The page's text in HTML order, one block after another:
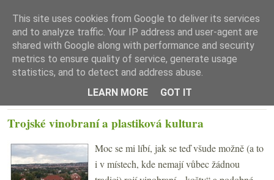
☰ Menu
Trojské vinobraní a plastiková kultura
Moc se mi líbí, jak se teď všude možně (a to
i v místech, kde nemají vůbec žádnou
This site uses cookies from Google to deliver its services
and to analyze traffic. Your IP address and user-agent are
shared with Google along with performance and security
metrics to ensure quality of service, generate usage
statistics, and to detect and address abuse.
LEARN MORE
GOT IT